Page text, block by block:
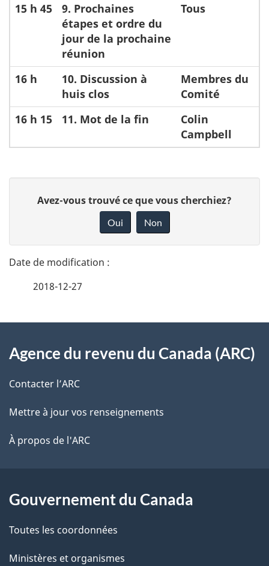
15 h 45
9. Prochaines
étapes et ordre du
jour de la prochaine
réunion
Tous
16 h
10. Discussion à
huis clos
Membres du
Comité
16 h 15
11. Mot de la fin
Colin
Campbell
t
a
l
s
l
a
a
g
e
n
o
t
r
e
é
t
a
t
i
Avez-vous trouvé ce que vous cherchiez?
Oui Non
2018-12-27
propos
de
ce
site
Agence du revenu du Canada (ARC)
Contacter l’ARC
Mettre à jour vos renseignements
À propos de l'ARC
Gouvernement du Canada
Toutes les coordonnées
Ministères et organismes